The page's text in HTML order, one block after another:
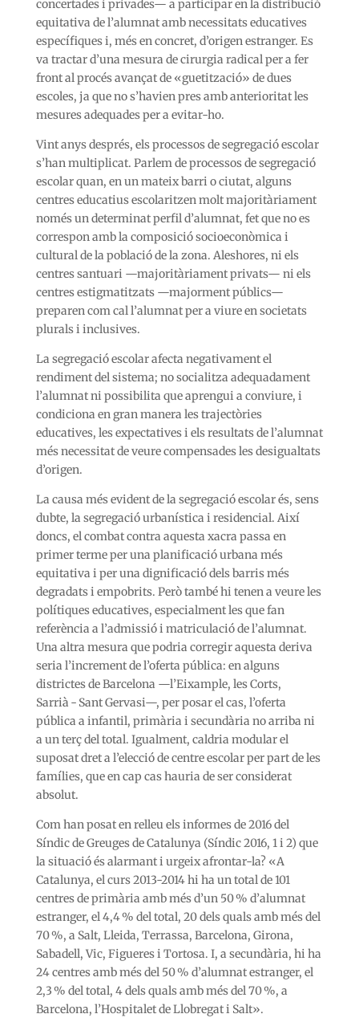
concertades i privades— a participar en la distribució
equitativa de l’alumnat amb necessitats educatives
específiques i, més en concret, d’origen estranger. Es
va tractar d’una mesura de cirurgia radical per a fer
front al procés avançat de «guetització» de dues
escoles, ja que no s’havien pres amb anterioritat les
mesures adequades per a evitar-ho.
Vint anys després, els processos de segregació escolar
s’han multiplicat. Parlem de processos de segregació
escolar quan, en un mateix barri o ciutat, alguns
centres educatius escolaritzen molt majoritàriament
només un determinat perfil d’alumnat, fet que no es
correspon amb la composició socioeconòmica i
cultural de la població de la zona. Aleshores, ni els
centres santuari —majoritàriament privats— ni els
centres estigmatitzats —majorment públics—
preparen com cal l’alumnat per a viure en societats
plurals i inclusives.
La segregació escolar afecta negativament el
rendiment del sistema; no socialitza adequadament
l’alumnat ni possibilita que aprengui a conviure, i
condiciona en gran manera les trajectòries
educatives, les expectatives i els resultats de l’alumnat
més necessitat de veure compensades les desigualtats
d’origen.
La causa més evident de la segregació escolar és, sens
dubte, la segregació urbanística i residencial. Així
doncs, el combat contra aquesta xacra passa en
primer terme per una planificació urbana més
equitativa i per una dignificació dels barris més
degradats i empobrits. Però també hi tenen a veure les
polítiques educatives, especialment les que fan
referència a l’admissió i matriculació de l’alumnat.
Una altra mesura que podria corregir aquesta deriva
seria l’increment de l’oferta pública: en alguns
districtes de Barcelona —l’Eixample, les Corts,
Sarrià - Sant Gervasi—, per posar el cas, l’oferta
pública a infantil, primària i secundària no arriba ni
a un terç del total. Igualment, caldria modular el
suposat dret a l’elecció de centre escolar per part de les
famílies, que en cap cas hauria de ser considerat
absolut.
Com han posat en relleu els informes de 2016 del
Síndic de Greuges de Catalunya (Síndic 2016, 1 i 2) que
la situació és alarmant i urgeix afrontar-la? «A
Catalunya, el curs 2013-2014 hi ha un total de 101
centres de primària amb més d’un 50 % d’alumnat
estranger, el 4,4 % del total, 20 dels quals amb més del
70 %, a Salt, Lleida, Terrassa, Barcelona, Girona,
Sabadell, Vic, Figueres i Tortosa. I, a secundària, hi ha
24 centres amb més del 50 % d’alumnat estranger, el
2,3 % del total, 4 dels quals amb més del 70 %, a
Barcelona, l’Hospitalet de Llobregat i Salt».